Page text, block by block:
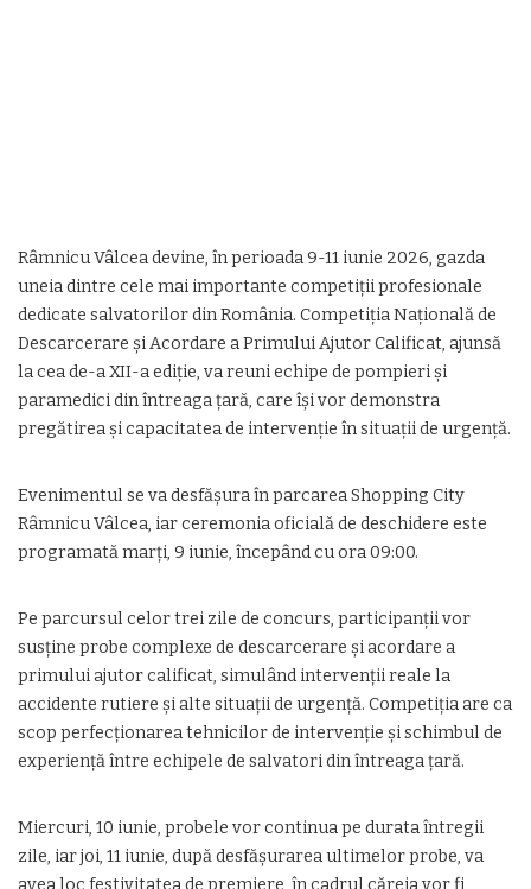
Râmnicu Vâlcea devine, în perioada 9-11 iunie 2026, gazda
uneia dintre cele mai importante competiții profesionale
dedicate salvatorilor din România. Competiția Națională de
Descarcerare și Acordare a Primului Ajutor Calificat, ajunsă
la cea de-a XII-a ediție, va reuni echipe de pompieri și
paramedici din întreaga țară, care își vor demonstra
pregătirea și capacitatea de intervenție în situații de urgență.
Evenimentul se va desfășura în parcarea Shopping City
Râmnicu Vâlcea, iar ceremonia oficială de deschidere este
programată marți, 9 iunie, începând cu ora 09:00.
Pe parcursul celor trei zile de concurs, participanții vor
susține probe complexe de descarcerare și acordare a
primului ajutor calificat, simulând intervenții reale la
accidente rutiere și alte situații de urgență. Competiția are ca
scop perfecționarea tehnicilor de intervenție și schimbul de
experiență între echipele de salvatori din întreaga țară.
Miercuri, 10 iunie, probele vor continua pe durata întregii
zile, iar joi, 11 iunie, după desfășurarea ultimelor probe, va
avea loc festivitatea de premiere, în cadrul căreia vor fi